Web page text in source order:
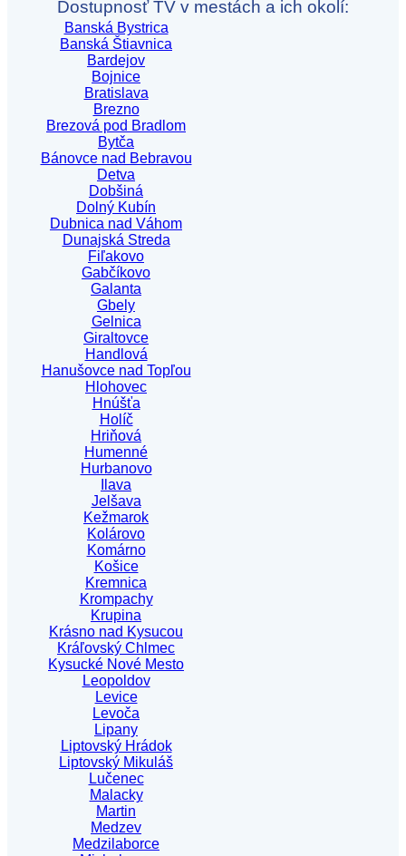
Dostupnosť TV v mestách a ich okolí:
Banská Bystrica
Banská Štiavnica
Bardejov
Bojnice
Bratislava
Brezno
Brezová pod Bradlom
Bytča
Bánovce nad Bebravou
Detva
Dobšiná
Dolný Kubín
Dubnica nad Váhom
Dunajská Streda
Fiľakovo
Gabčíkovo
Galanta
Gbely
Gelnica
Giraltovce
Handlová
Hanušovce nad Topľou
Hlohovec
Hnúšťa
Holíč
Hriňová
Humenné
Hurbanovo
Ilava
Jelšava
Kežmarok
Kolárovo
Komárno
Košice
Kremnica
Krompachy
Krupina
Krásno nad Kysucou
Kráľovský Chlmec
Kysucké Nové Mesto
Leopoldov
Levice
Levoča
Lipany
Liptovský Hrádok
Liptovský Mikuláš
Lučenec
Malacky
Martin
Medzev
Medzilaborce